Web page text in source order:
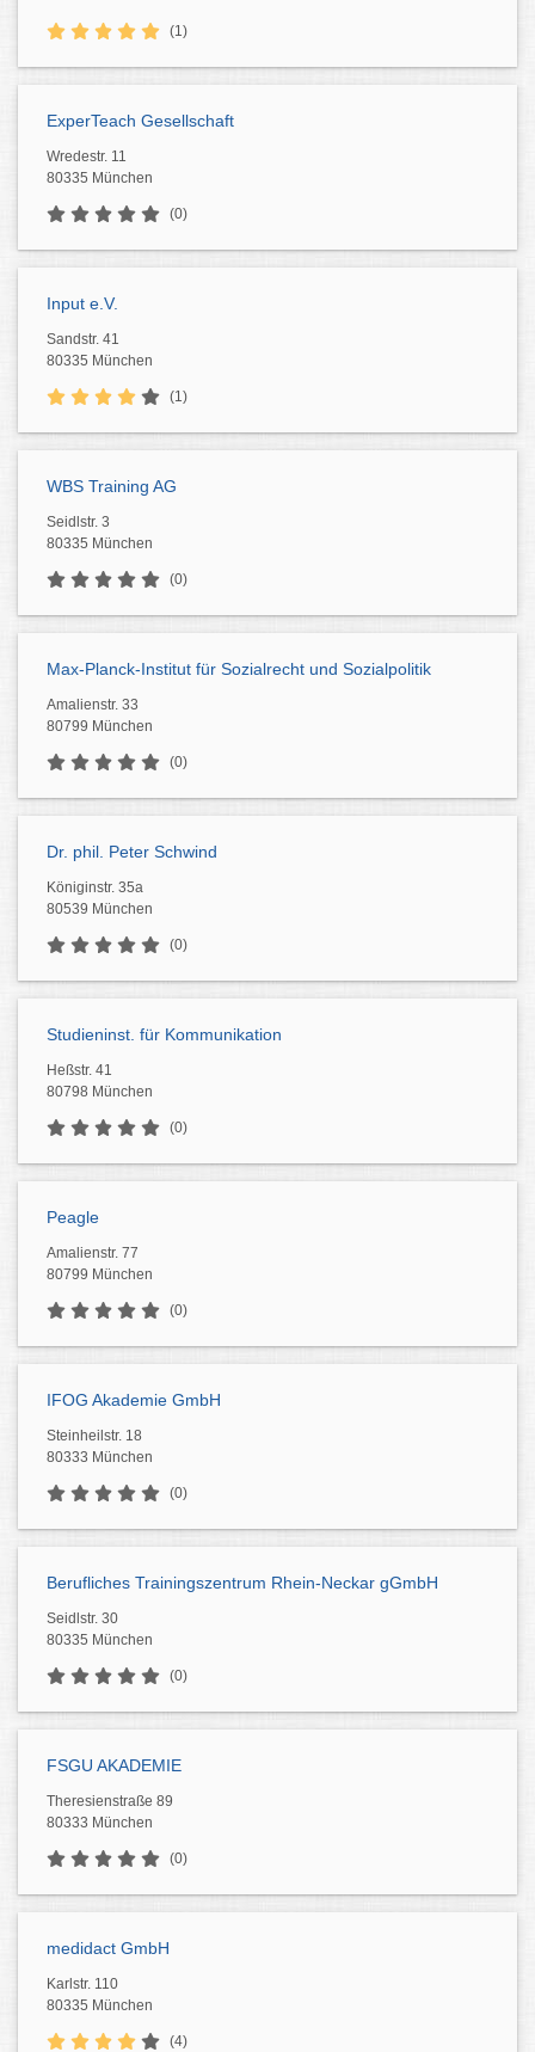
(1)
ExperTeach Gesellschaft
Wredestr. 11
80335 München
(0)
Input e.V.
Sandstr. 41
80335 München
(1)
WBS Training AG
Seidlstr. 3
80335 München
(0)
Max-Planck-Institut für Sozialrecht und Sozialpolitik
Amalienstr. 33
80799 München
(0)
Dr. phil. Peter Schwind
Königinstr. 35a
80539 München
(0)
Studieninst. für Kommunikation
Heßstr. 41
80798 München
(0)
Peagle
Amalienstr. 77
80799 München
(0)
IFOG Akademie GmbH
Steinheilstr. 18
80333 München
(0)
Berufliches Trainingszentrum Rhein-Neckar gGmbH
Seidlstr. 30
80335 München
(0)
FSGU AKADEMIE
Theresienstraße 89
80333 München
(0)
medidact GmbH
Karlstr. 110
80335 München
(4)